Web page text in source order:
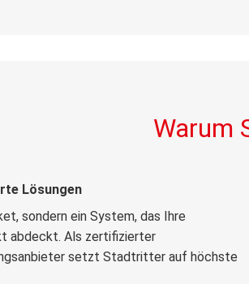
Warum
Lösungen
sondern ein System, das Ihre
abdeckt. Als zertifizierter
setzt Stadtritter auf höchste